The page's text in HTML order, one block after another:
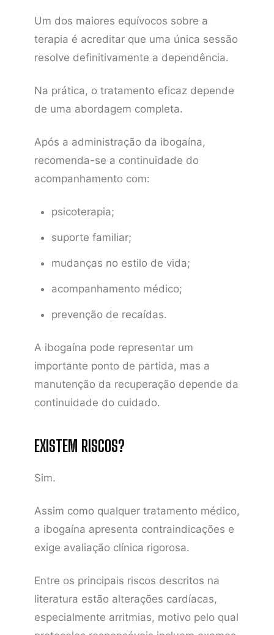
Um dos maiores equívocos sobre a
terapia é acreditar que uma única sessão
resolve definitivamente a dependência.
Na prática, o tratamento eficaz depende
de uma abordagem completa.
Após a administração da ibogaína,
recomenda-se a continuidade do
acompanhamento com:
psicoterapia;
suporte familiar;
mudanças no estilo de vida;
acompanhamento médico;
prevenção de recaídas.
A ibogaína pode representar um
importante ponto de partida, mas a
manutenção da recuperação depende da
continuidade do cuidado.
EXISTEM RISCOS?
Sim.
Assim como qualquer tratamento médico,
a ibogaína apresenta contraindicações e
exige avaliação clínica rigorosa.
Entre os principais riscos descritos na
literatura estão alterações cardíacas,
especialmente arritmias, motivo pelo qual